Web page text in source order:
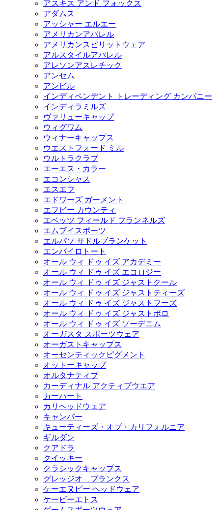
アスキス アンド フォックス
アダムス
アッシャー エルエー
アメリカンアパレル
アメリカンスピリットウェア
アルスタイルアパレル
アレソンアスレチック
アンセム
アンビル
インディペンデント トレーディング カンパニー
インディラミルズ
ヴァリューキャップ
ウィグワム
ウィナーキャップス
ウエストフォード ミル
ウルトラクラブ
エーエス・カラー
エコンシャス
エスエフ
エドワーズ ガーメント
エフビー カウンティ
エベッツ フィールド フランネルズ
エムブイスポーツ
エルパソ サドルブランケット
エンバイロトート
オール ウィ ドゥ イズ アカデミー
オール ウィ ドゥ イズ エコロジー
オール ウィ ドゥ イズ ジャストクール
オール ウィ ドゥ イズ ジャストティーズ
オール ウィ ドゥ イズ ジャストフーズ
オール ウィ ドゥ イズ ジャストポロ
オール ウィ ドゥ イズ ソーデニム
オーガスタ スポーツウェア
オーガストキャップス
オーセンティックピグメント
オットーキャップ
オルタナティブ
カーディナル アクティブウエア
カーハート
カリヘッドウェア
キャンバー
キューティーズ・オブ・カリフォルニア
ギルダン
クアドラ
クイッキー
クラシックキャップス
グレッジオ ブランクス
ケーエヌピー ヘッドウェア
ケービーエトス